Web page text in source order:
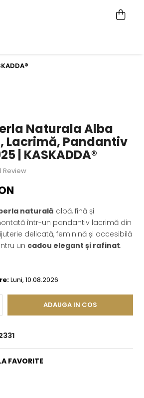
Naturala Alba
Lacrimă, Pandantiv
| KASKADDA®
1 Review
naturală albă, fină și
într-un pandantiv lacrimă din
delicată, feminină și accesibilă
un cadou elegant și rafinat.
Luni, 10.08.2026
ADAUGA IN COS
FAVORITE